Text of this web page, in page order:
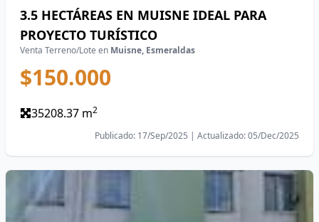
3.5 HECTÁREAS EN MUISNE IDEAL PARA
PROYECTO TURÍSTICO
Venta Terreno/Lote en Muisne, Esmeraldas
$150.000
35208.37 m2
Publicado: 17/Sep/2025 | Actualizado: 05/Dec/2025